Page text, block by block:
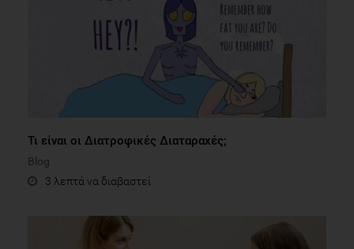
Τι είναι οι Διατροφικές Διαταραχές;
Blog
3 λεπτά να διαβαστεί